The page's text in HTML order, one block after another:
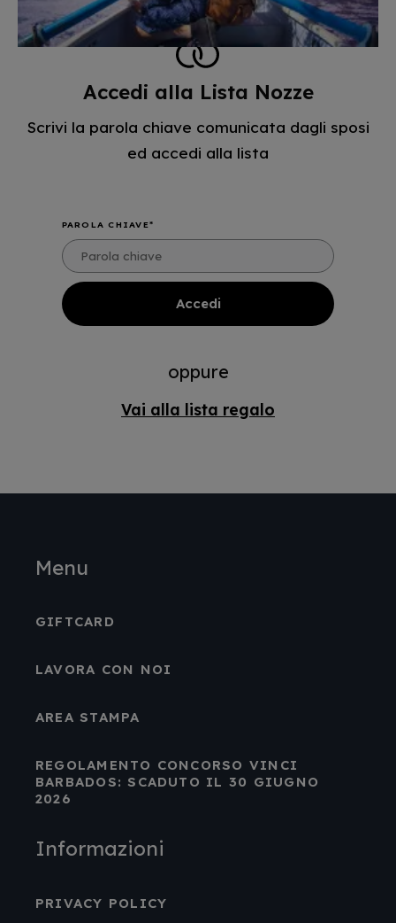
Accedi alla Lista Nozze
Scrivi la parola chiave comunicata dagli sposi
ed accedi alla lista
PAROLA CHIAVE
oppure
Vai alla lista regalo
Menu
GIFTCARD
LAVORA CON NOI
AREA STAMPA
REGOLAMENTO CONCORSO VINCI
BARBADOS: SCADUTO IL 30 GIUGNO
2026
Informazioni
PRIVACY POLICY